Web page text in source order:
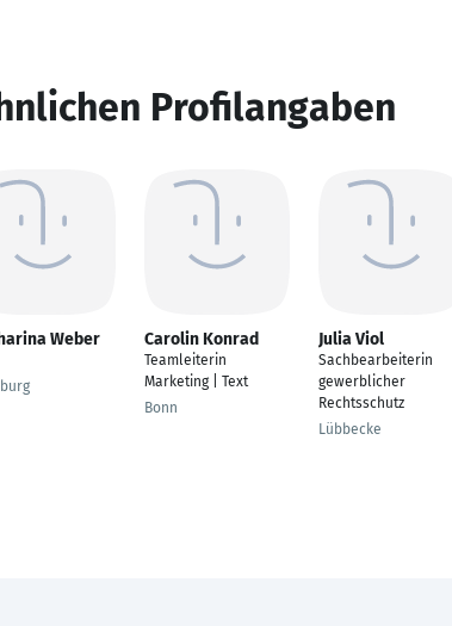
Profilangaben
Weber Carolin Konrad
Teamleiterin
Marketing | Text
Bonn
Julia Viol
Sachbearbeiterin
gewerblicher
Rechtsschutz
Lübbecke